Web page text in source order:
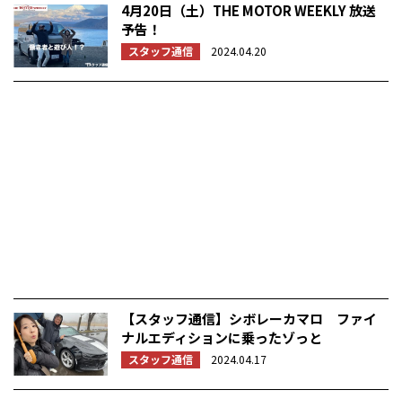
4月20日（土）THE MOTOR WEEKLY 放送
予告！
スタッフ通信 2024.04.20
【スタッフ通信】シボレーカマロ ファイ
ナルエディションに乗ったゾっと
スタッフ通信 2024.04.17